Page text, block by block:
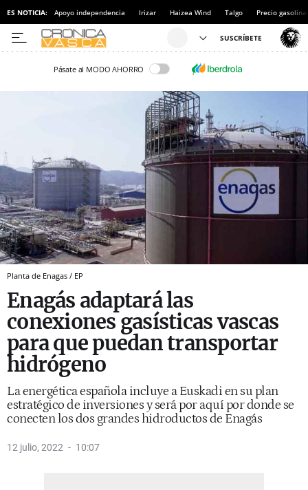
ES NOTICIA: Apoyo independencia Irizar Haizea Wind Talgo Precio gasolina
Pásate al MODO AHORRO
Planta de Enagas / EP
Enagás adaptará las
conexiones gasísticas vascas
para que puedan transportar
hidrógeno
La energética española incluye a Euskadi en su plan
estratégico de inversiones y será por aquí por donde se
conecten los dos grandes hidroductos de Enagás
12 julio, 2022 10:07